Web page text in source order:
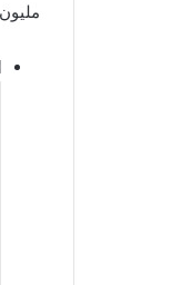
مليون وأقل من 1